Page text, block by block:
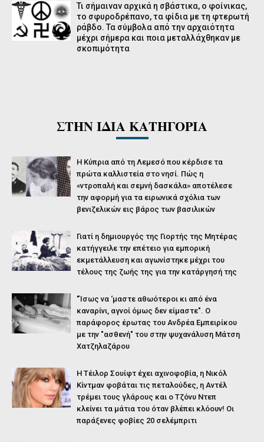
Τι σήμαιναν αρχικά η σβάστικα, ο φοίνικας,
το σφυροδρέπανο, τα φίδια με τη φτερωτή
ράβδο. Τα σύμβολα από την αρχαιότητα
μέχρι σήμερα και ποια μεταλλάχθηκαν με
σκοπιμότητα
ΣΤΗΝ ΙΔΙΑ ΚΑΤΗΓΟΡΙΑ
Η Κύπρια από τη Λεμεσό που κέρδισε τα
πρώτα καλλιστεία στο νησί. Πώς η
«ντροπαλή και σεμνή δασκάλα» αποτέλεσε
την αφορμή για τα ειρωνικά σχόλια των
βενιζελικών εις βάρος των βασιλικών
Γιατί η δημιουργός της Γιορτής της Μητέρας
κατήγγειλε την επέτειο για εμπορική
εκμετάλλευση και αγωνίστηκε μέχρι του
τέλους της ζωής της για την κατάργησή της
"Ίσως να ‘μαστε αθωότεροι κι από ένα
καναρίνι, αγνοί όμως δεν είμαστε". Ο
παράφορος έρωτας του Ανδρέα Εμπειρίκου
με την "ασθενή" του στην ψυχανάλυση Μάτση
Χατζηλαζάρου
Η Τέιλορ Σουίφτ έχει αχινοφοβία, η Νικόλ
Κίντμαν φοβάται τις πεταλούδες, η Αντέλ
τρέμει τους γλάρους και ο Τζόνυ Ντεπ
κλείνει τα μάτια του όταν βλέπει κλόουν! Οι
παράξενες φοβίες 20 σελέμπριτι